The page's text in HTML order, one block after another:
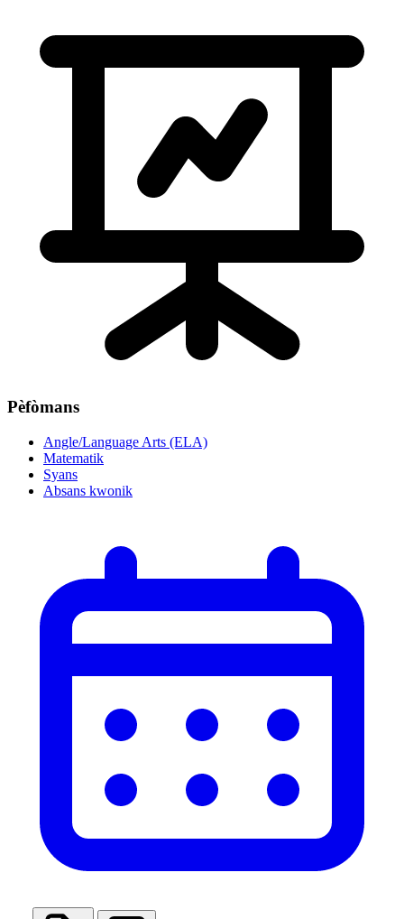
Pèfòmans
Angle/Language Arts (ELA)
Matematik
Syans
Absans kwonik